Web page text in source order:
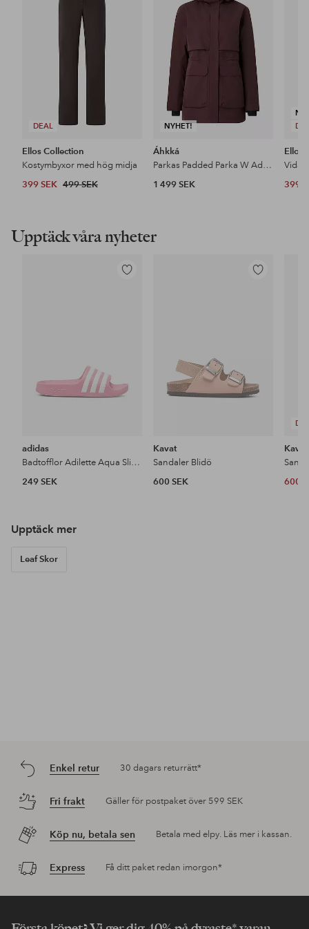
DEAL
Ellos Collection
Kostymbyxor med hög midja
399 SEK 499 SEK
NYHET!
favoriter
Áhkká
Parkas Padded Parka W Adjustable Waist
1 499 SEK
Ellos
399
Upptäck våra nyheter
Lägg
adidas
Badtofflor Adilette Aqua Slides K
249 SEK
Lägg
Kavat
Sandaler Blidö
600 SEK
Kavat
600
Upptäck mer
Leaf Skor
Enkel retur 30 dagars returrätt*
Fri frakt Gäller för postpaket över 599 SEK
Köp nu, betala sen Betala med elpy. Läs mer i kassan.
Express Få ditt paket redan imorgon*